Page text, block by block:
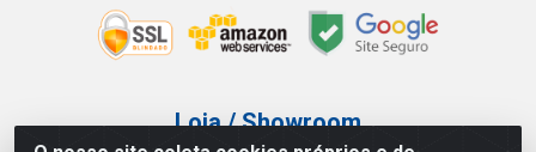
Loja / Showroom